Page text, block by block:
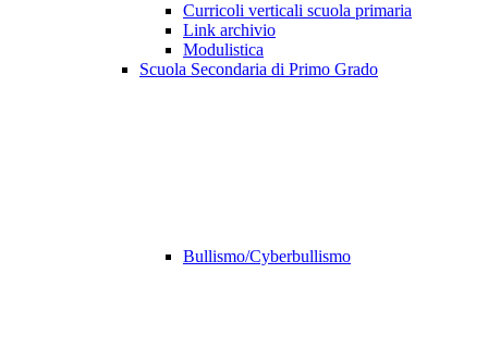
Curricoli verticali scuola primaria
Link archivio
Modulistica
Scuola Secondaria di Primo Grado
Bullismo/Cyberbullismo